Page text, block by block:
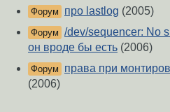
Форум про lastlog (2005)
Форум /dev/sequencer: No
он вроде бы есть (2006)
Форум
права при
(2006)